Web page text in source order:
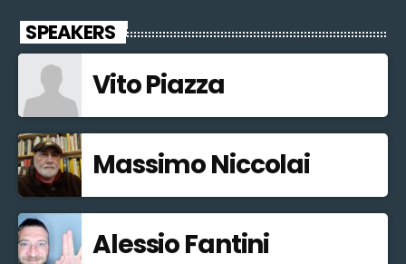
SPEAKERS
Vito Piazza
Massimo Niccolai
Alessio Fantini